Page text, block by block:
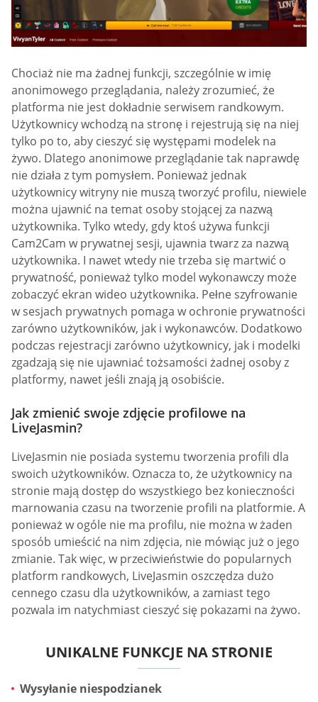
Chociaż nie ma żadnej funkcji, szczególnie w imię
anonimowego przeglądania, należy zrozumieć, że
platforma nie jest dokładnie serwisem randkowym.
Użytkownicy wchodzą na stronę i rejestrują się na niej
tylko po to, aby cieszyć się występami modelek na
żywo. Dlatego anonimowe przeglądanie tak naprawdę
nie działa z tym pomysłem. Ponieważ jednak
użytkownicy witryny nie muszą tworzyć profilu, niewiele
można ujawnić na temat osoby stojącej za nazwą
użytkownika. Tylko wtedy, gdy ktoś używa funkcji
Cam2Cam w prywatnej sesji, ujawnia twarz za nazwą
użytkownika. I nawet wtedy nie trzeba się martwić o
prywatność, ponieważ tylko model wykonawczy może
zobaczyć ekran wideo użytkownika. Pełne szyfrowanie
w sesjach prywatnych pomaga w ochronie prywatności
zarówno użytkowników, jak i wykonawców. Dodatkowo
podczas rejestracji zarówno użytkownicy, jak i modelki
zgadzają się nie ujawniać tożsamości żadnej osoby z
platformy, nawet jeśli znają ją osobiście.
Jak zmienić swoje zdjęcie profilowe na
LiveJasmin?
LiveJasmin nie posiada systemu tworzenia profili dla
swoich użytkowników. Oznacza to, że użytkownicy na
stronie mają dostęp do wszystkiego bez konieczności
marnowania czasu na tworzenie profili na platformie. A
ponieważ w ogóle nie ma profilu, nie można w żaden
sposób umieścić na nim zdjęcia, nie mówiąc już o jego
zmianie. Tak więc, w przeciwieństwie do popularnych
platform randkowych, LiveJasmin oszczędza dużo
cennego czasu dla użytkowników, a zamiast tego
pozwala im natychmiast cieszyć się pokazami na żywo.
UNIKALNE FUNKCJE NA STRONIE
Wysyłanie niespodzianek